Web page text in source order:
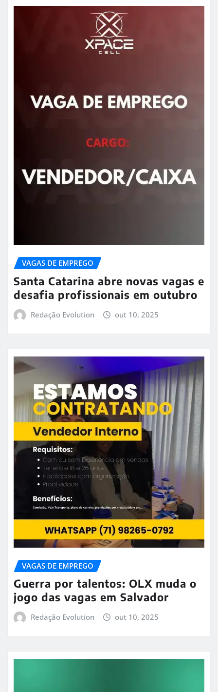
VAGAS DE EMPREGO
Santa Catarina abre novas vagas e
desafia profissionais em outubro
Redação Evolution out 10, 2025
VAGAS DE EMPREGO
Guerra por talentos: OLX muda o
jogo das vagas em Salvador
Redação Evolution out 10, 2025